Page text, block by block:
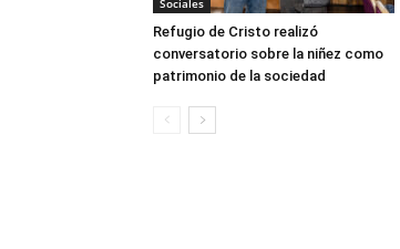
Sociales
Refugio de Cristo realizó
conversatorio sobre la niñez como
patrimonio de la sociedad